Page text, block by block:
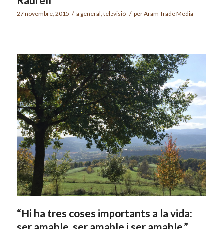
27 novembre, 2015 / a general, televisió / perAram Trade Media
“Hi ha tres coses importants a la vida:
ser amable, ser amable i ser amable.”